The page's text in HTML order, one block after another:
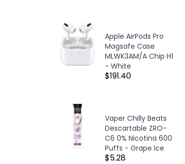
Apple AirPods Pro
Magsafe Case
MLWK3AM/A Chip H1
- White
$191.40
Vaper Chilly Beats
Descartable ZRO-
C6 0% Nicotina 600
Puffs - Grape Ice
$5.28